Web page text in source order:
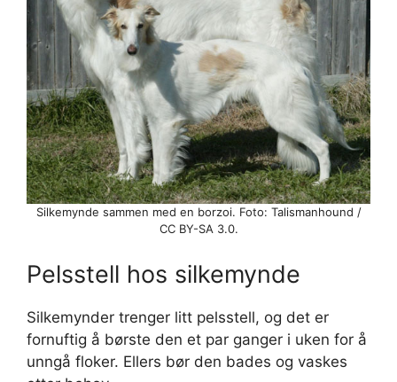
Silkemynde sammen med en borzoi. Foto: Talismanhound /
CC BY-SA 3.0.
Pelsstell hos silkemynde
Silkemynder trenger litt pelsstell, og det er
fornuftig å børste den et par ganger i uken for å
unngå floker. Ellers bør den bades og vaskes